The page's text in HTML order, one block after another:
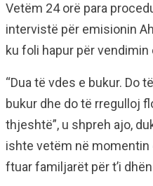
Vetëm 24 orë para
intervistë për emisionin
ku foli hapur për vendimin
“Dua të vdes e bukur. Do
bukur dhe do të rregulloj
thjeshtë”, u shpreh ajo,
ishte vetëm në
ftuar familjarët për t’i